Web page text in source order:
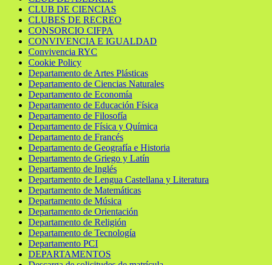
CLUB DE CIENCIAS
CLUBES DE RECREO
CONSORCIO CIFPA
CONVIVENCIA E IGUALDAD
Convivencia RYC
Cookie Policy
Departamento de Artes Plásticas
Departamento de Ciencias Naturales
Departamento de Economía
Departamento de Educación Física
Departamento de Filosofía
Departamento de Física y Química
Departamento de Francés
Departamento de Geografía e Historia
Departamento de Griego y Latín
Departamento de Inglés
Departamento de Lengua Castellana y Literatura
Departamento de Matemáticas
Departamento de Música
Departamento de Orientación
Departamento de Religión
Departamento de Tecnología
Departamento PCI
DEPARTAMENTOS